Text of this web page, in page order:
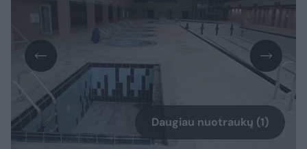
Daugiau nuotraukų (1)